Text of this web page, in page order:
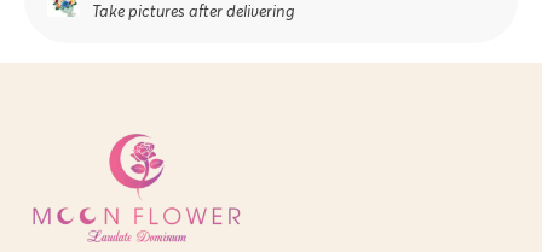
Take pictures after delivering